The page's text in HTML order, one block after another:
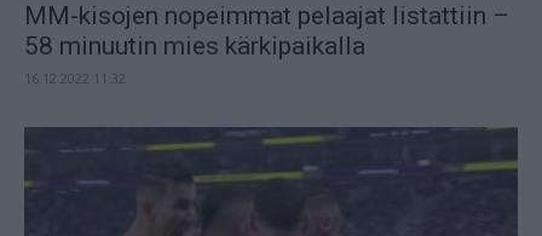
MM-kisojen nopeimmat pelaajat listattiin –
58 minuutin mies kärkipaikalla
16.12.2022 11:32